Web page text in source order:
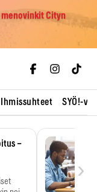
Cityn
Ihmissuhteet SYÖ!-
–
›